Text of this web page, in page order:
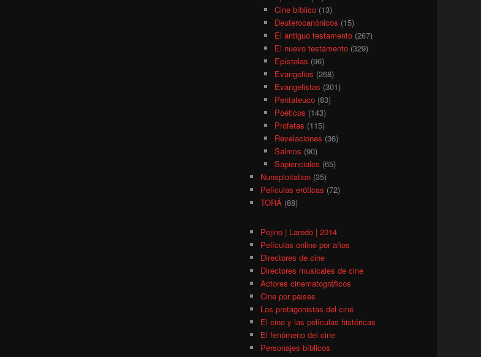
Cine bíblico(13)
Deuterocanónicos (15)
El antiguo testamento(267)
El nuevo testamento(329)
Epístolas (96)
Evangelios (268)
Evangelistas (301)
Pentateuco(83)
Poéticos (143)
Profetas (115)
Revelaciones (36)
Salmos (90)
Sapienciales (65)
Nunsploitation (35)
Películas eróticas (72)
TORÁ (88)
Pejino | Laredo | 2014
Películas online por años
Directores de cine
Directores musicales de cine
Actores cinematográficos
Cine por paises
Los protagonistas del cine
El cine y las películas históricas
El fenómeno del cine
Personajes bíblicos